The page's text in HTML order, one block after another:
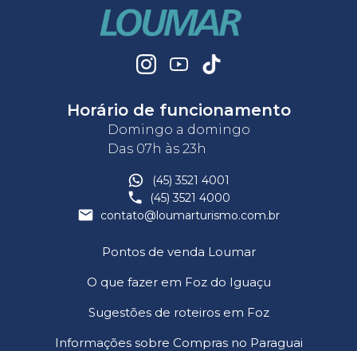
Horário de funcionamento
Domingo a domingo
Das 07h às 23h
(45) 3521 4001
(45) 3521 4000
contato@loumarturismo.com.br
Pontos de venda Loumar
O que fazer em Foz do Iguaçu
Sugestões de roteiros em Foz
Informações sobre Compras no Paraguai